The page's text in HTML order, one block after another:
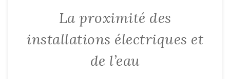
La proximité des
installations électriques et
de l’eau